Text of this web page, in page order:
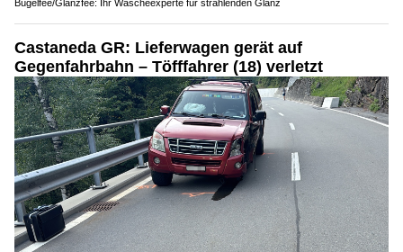
Bügelfee/Glanzfee: Ihr Wäscheexperte für strahlenden Glanz
Castaneda GR: Lieferwagen gerät auf
Gegenfahrbahn – Töfffahrer (18) verletzt